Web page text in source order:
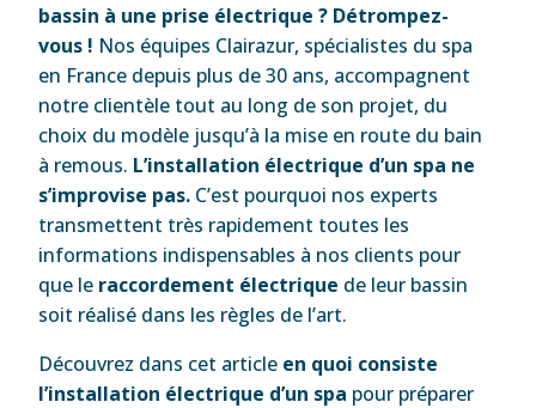
bassin à une prise électrique ? Détrompez-
vous ! Nos équipes Clairazur, spécialistes du spa
en France depuis plus de 30 ans, accompagnent
notre clientèle tout au long de son projet, du
choix du modèle jusqu’à la mise en route du bain
à remous. L’installation électrique d’un spa ne
s’improvise pas. C’est pourquoi nos experts
transmettent très rapidement toutes les
informations indispensables à nos clients pour
que le raccordement électrique de leur bassin
soit réalisé dans les règles de l’art.
Découvrez dans cet article en quoi consiste
l’installation électrique d’un spa pour préparer